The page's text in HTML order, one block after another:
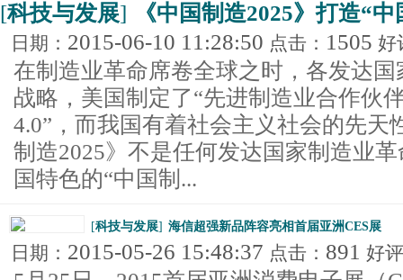
[科技与发展] 《中国制造2025》打造“
日期： 2015-06-10 11:28:50 点击： 1505 好
在制造业革命席卷全球之时，各发达
战略，美国制定了“先进制造业合作伙
4.0”，而我国有着社会主义社会的先天
制造2025》不是任何发达国家制造业
国特色的“中国制...
[科技与发展] 海信超强新品阵容亮相首届亚洲CES展
日期： 2015-05-26 15:48:37 点击： 891 好